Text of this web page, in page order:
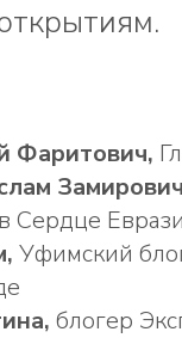
Фаритович,
Замирович
Сердце
Уфимский
блогер